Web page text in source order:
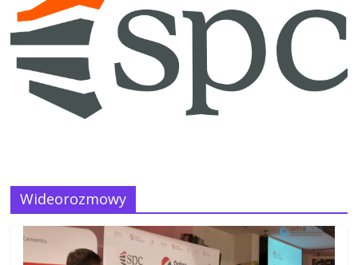
Wideorozmowy